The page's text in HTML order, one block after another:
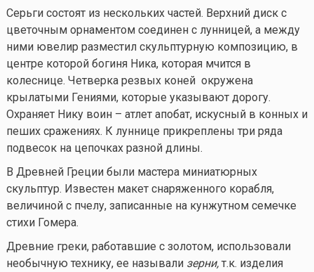
Серьги состоят из нескольких частей. Верхний диск с
цветочным орнаментом соединен с лунницей, а между
ними ювелир разместил скульптурную композицию, в
центре которой богиня Ника, которая мчится в
колеснице. Четверка резвых коней окружена
крылатыми Гениями, которые указывают дорогу.
Охраняет Нику воин – атлет апобат, искусный в конных и
пеших сражениях. К луннице прикреплены три ряда
подвесок на цепочках разной длины.
В Древней Греции были мастера миниатюрных
скульптур. Известен макет снаряженного корабля,
величиной с пчелу, записанные на кунжутном семечке
стихи Гомера.
Древние греки, работавшие с золотом, использовали
необычную технику, ее называли зерни,т.к. изделия